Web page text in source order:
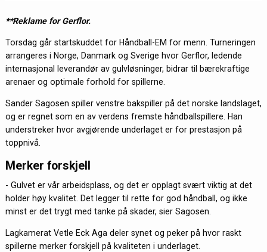
**Reklame for Gerflor.
Torsdag går startskuddet for Håndball-EM for menn. Turneringen
arrangeres i Norge, Danmark og Sverige hvor Gerflor, ledende
internasjonal leverandør av gulvløsninger, bidrar til bærekraftige
arenaer og optimale forhold for spillerne.
Sander Sagosen spiller venstre bakspiller på det norske landslaget,
og er regnet som en av verdens fremste håndballspillere. Han
understreker hvor avgjørende underlaget er for prestasjon på
toppnivå.
Merker forskjell
- Gulvet er vår arbeidsplass, og det er opplagt svært viktig at det
holder høy kvalitet. Det legger til rette for god håndball, og ikke
minst er det trygt med tanke på skader, sier Sagosen.
Lagkamerat Vetle Eck Aga deler synet og peker på hvor raskt
spillerne merker forskjell på kvaliteten i underlaget.